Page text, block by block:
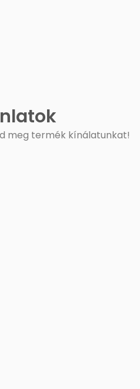
meg termék kínálatunkat!